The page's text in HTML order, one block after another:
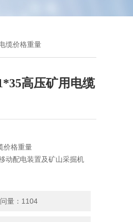
缆价格重量
高压矿用电缆
价格重量
动配电装置及矿山采掘机
量：1104